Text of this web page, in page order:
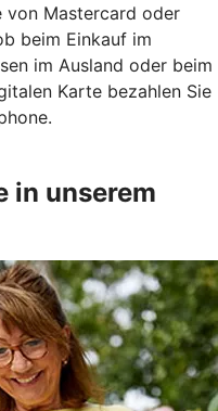
Mastercard oder
beim Einkauf im
im Ausland oder beim
Karte bezahlen Sie
in unserem